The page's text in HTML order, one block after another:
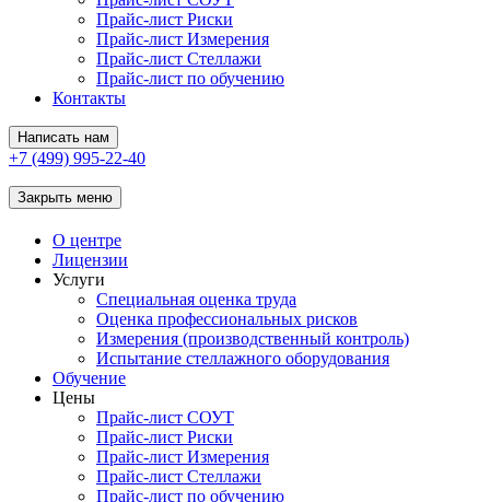
Прайс-лист Риски
Прайс-лист Измерения
Прайс-лист Стеллажи
Прайс-лист по обучению
Контакты
Написать нам
+7 (499) 995-22-40
Закрыть меню
О центре
Лицензии
Услуги
Специальная оценка труда
Оценка профессиональных рисков
Измерения (производственный контроль)
Испытание стеллажного оборудования
Обучение
Цены
Прайс-лист СОУТ
Прайс-лист Риски
Прайс-лист Измерения
Прайс-лист Стеллажи
Прайс-лист по обучению